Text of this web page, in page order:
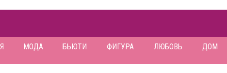
МОДА БЬЮТИ ФИГУРА ЛЮБОВЬ ДОМ